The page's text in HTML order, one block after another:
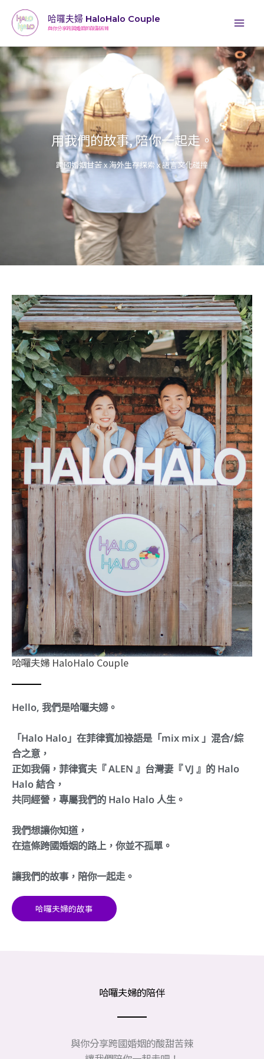
要
內
容
哈囉夫婦 HaloHalo Couple
與你分享跨國婚姻的酸甜苦辣
用我們的故事, 陪你一起走。
跨國婚姻甘苦 x 海外生存探索 x 語言文化碰撞
哈囉夫婦 HaloHalo Couple
Hello, 我們是哈囉夫婦。
「Halo Halo」在菲律賓加祿語是「mix mix 」混合/綜
合之意，
正如我倆，菲律賓夫『 ALEN 』台灣妻『 VJ 』的 Halo
Halo 結合，
共同經營，專屬我們的 Halo Halo 人生。
我們想讓你知道，
在這條跨國婚姻的路上，你並不孤單。
讓我們的故事，陪你一起走。
哈囉夫婦的故事
哈囉夫婦的陪伴
與你分享跨國婚姻的酸甜苦辣